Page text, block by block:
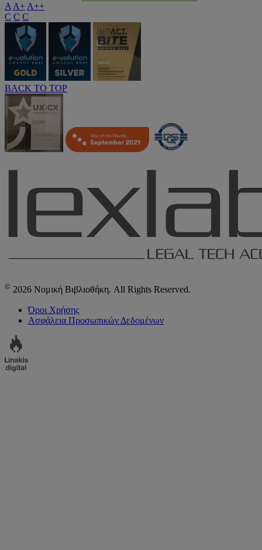
A A+ A++
C C C
BACK TO TOP
© 2026 Νομική Βιβλιοθήκη. All Rights Reserved.
Όροι Χρήσης
Ασφάλεια Προσωπικών Δεδομένων